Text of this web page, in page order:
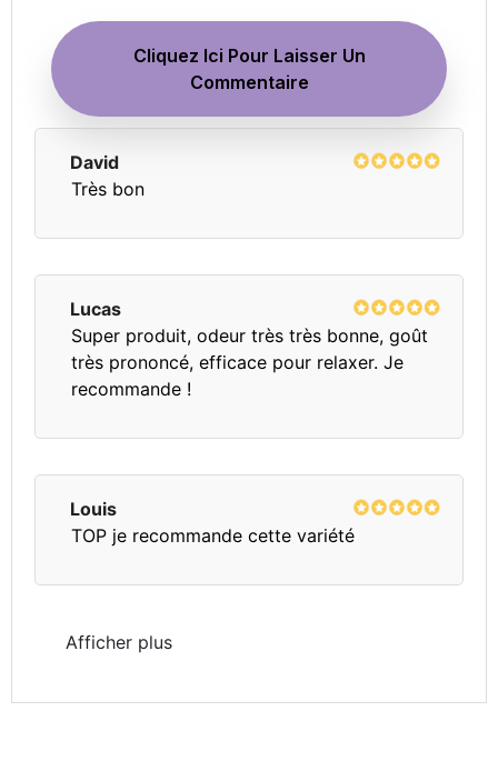
Cliquez Ici Pour Laisser Un
Commentaire
David
Très bon
Lucas
Super produit, odeur très très bonne, goût
très prononcé, efficace pour relaxer. Je
recommande !
Louis
TOP je recommande cette variété
Afficher plus